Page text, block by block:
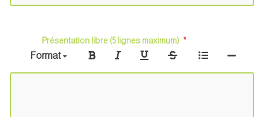
Présentation libre (5 lignes maximum)
Format